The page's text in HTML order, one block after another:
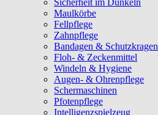
Sicherheit im Dunkeln
Maulkörbe
Fellpflege
Zahnpflege
Bandagen & Schutzkragen
Floh- & Zeckenmittel
Windeln & Hygiene
Augen- & Ohrenpflege
Schermaschinen
Pfotenpflege
Intelligenzspielzeug